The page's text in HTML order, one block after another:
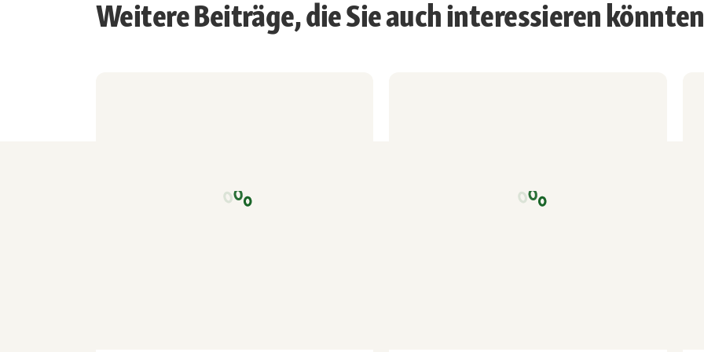
Weitere Beiträge, die Sie auch interessieren könnten